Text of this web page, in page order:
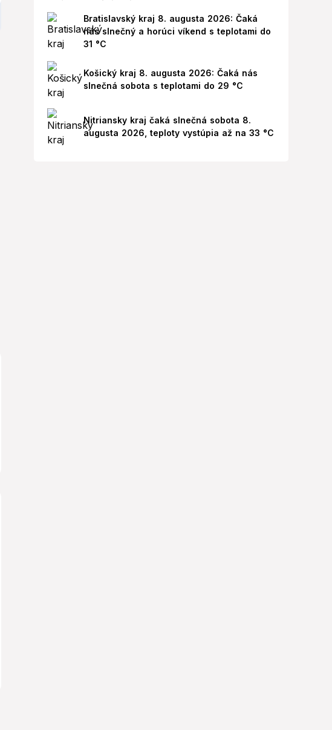
Bratislavský kraj 8. augusta 2026: Čaká
nás slnečný a horúci víkend s teplotami do
31 °C
Košický kraj 8. augusta 2026: Čaká nás
slnečná sobota s teplotami do 29 °C
Nitriansky kraj čaká slnečná sobota 8.
augusta 2026, teploty vystúpia až na 33 °C